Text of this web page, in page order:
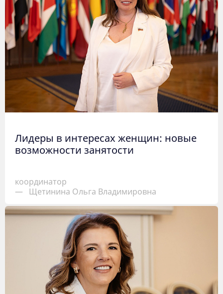
Лидеры в интересах женщин: новые
возможности занятости
координатор
—
Щетинина Ольга Владимировна